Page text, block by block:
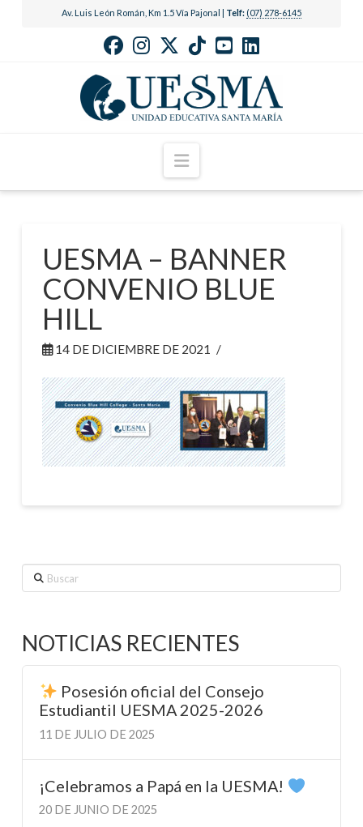
Av. Luis León Román, Km 1.5 Vía Pajonal | Telf: (07) 278-6145
Navigation
UESMA – BANNER
CONVENIO BLUE
HILL
14 DE DICIEMBRE DE 2021
Buscar
NOTICIAS RECIENTES
Posesión oficial del Consejo
Estudiantil UESMA 2025-2026
11 DE JULIO DE 2025
¡Celebramos a Papá en la UESMA!
20 DE JUNIO DE 2025